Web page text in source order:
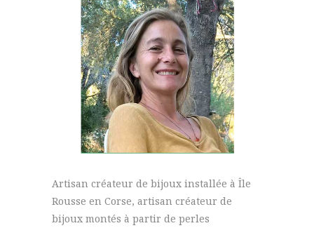
Artisan créateur de bijoux installée à Île
Rousse en Corse, artisan créateur de
bijoux montés à partir de perles